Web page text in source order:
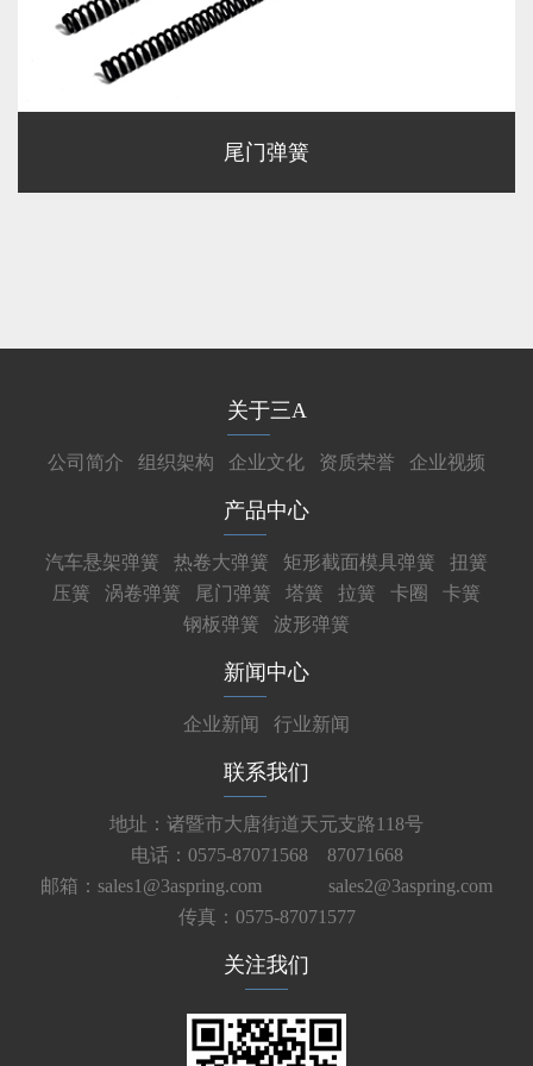
尾门弹簧
关于三A
公司简介 组织架构 企业文化 资质荣誉 企业视频
产品中心
汽车悬架弹簧 热卷大弹簧 矩形截面模具弹簧
扭簧
压簧
涡卷弹簧 尾门弹簧 塔簧 拉簧 卡圈
卡簧
钢板弹簧
波形弹簧
新闻中心
企业新闻 行业新闻
联系我们
地址：诸暨市大唐街道天元支路118号
电话：0575-87071568 87071668
邮箱：sales1@3aspring.com
sales2@3aspring.com
传真：0575-87071577
关注我们